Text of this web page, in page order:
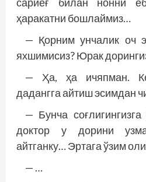
ҳаракатни бош­лаймиз…
— Қорним унчалик оч
яхшимисиз? Юрак
— Ҳа, ҳа ичяпман.
дадангга айтиш эсимдан
— Бунча
доктор у дорини
айтганку… Эртага ўзим
— …